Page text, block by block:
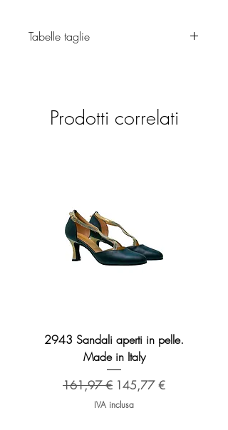
Tabelle taglie
Prodotti correlati
2943 Sandali aperti in pelle.
Made in Italy
Prezzo regolare
161,97 € Prezzo scontato
145,77 €
IVA inclusa